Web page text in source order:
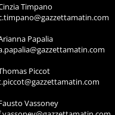
Timpano
Papalia
Piccot
Vassoney